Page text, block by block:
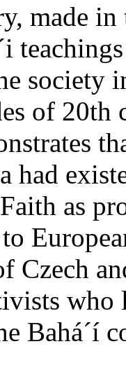
made
society
of 20th
had
as
Czech
Bahá´í